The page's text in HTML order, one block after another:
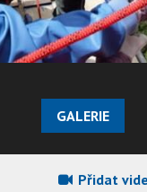
GALERIE
Přidat